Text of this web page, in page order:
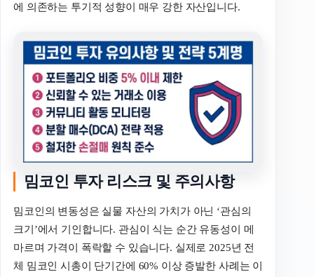
에 의존하는 투기적 성향이 매우 강한 자산입니다.
밈코인 투자 리스크 및 주의사항
밈코인의 변동성은 실물 자산의 가치가 아닌 ‘관심의
크기’에서 기인합니다. 관심이 식는 순간 유동성이 메
마르며 가격이 폭락할 수 있습니다. 실제로 2025년 전
체 밈코인 시총이 단기간에 60% 이상 증발한 사례는 이